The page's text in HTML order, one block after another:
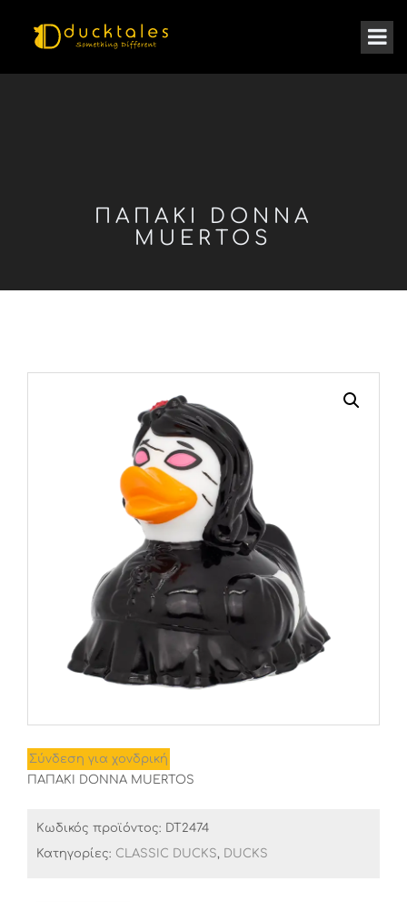
ΠΑΠΑΚΙ DONNA
MUERTOS
Σύνδεση για χονδρική
ΠΑΠΑΚΙ DONNA MUERTOS
Κωδικός προϊόντος: DT2474
Κατηγορίες: CLASSIC DUCKS, DUCKS